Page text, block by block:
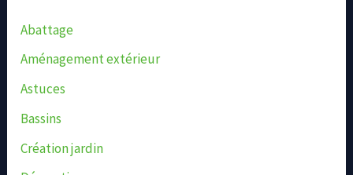
Abattage
Aménagement extérieur
Astuces
Bassins
Création jardin